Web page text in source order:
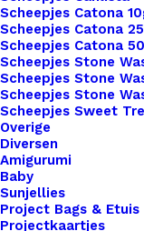
Scheepjes Catona
Scheepjes Catona
Scheepjes Catona
Scheepjes Stone
Scheepjes Stone
Scheepjes Stone
Scheepjes Sweet
Overige
Diversen
Amigurumi
Baby
Sunjellies
Project Bags & Etuis
Projectkaartjes
Drukknoop
10x3cm
Zwart
You
Are
One
In
A
Million
Toevoegen
Artikelnummer
Categorie
Kleur